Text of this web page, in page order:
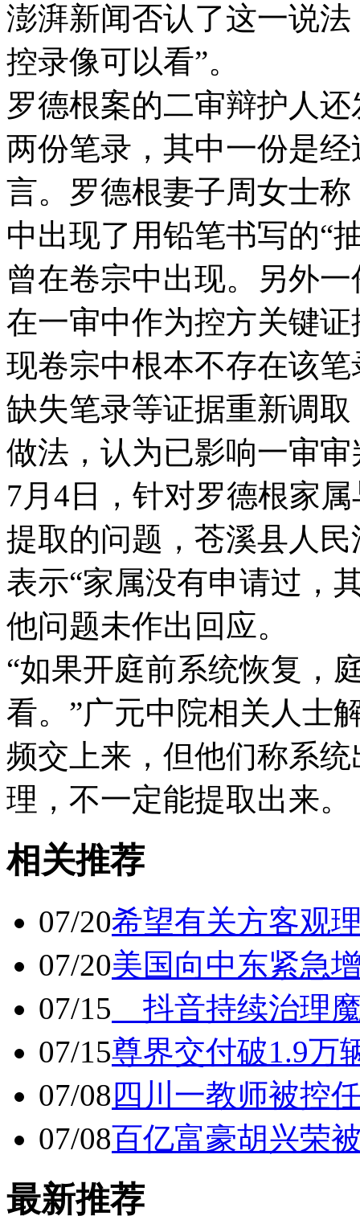
澎湃新闻否认了这一说
控录像可以看”。
罗德根案的二审辩护人
两份笔录，其中一份是
言。罗德根妻子周女士
中出现了用铅笔书写的“
曾在卷宗中出现。另外
在一审中作为控方关键
现卷宗中根本不存在该
缺失笔录等证据重新调
做法，认为已影响一审
7月4日，针对罗德根家
提取的问题，苍溪县人
表示“家属没有申请过，
他问题未作出回应。
“如果开庭前系统恢复，
看。”广元中院相关人士
频交上来，但他们称系
理，不一定能提取出来。
相关推荐
07/20希望有关方客观
07/20美国向中东紧急
07/15 抖音持续治理
07/15尊界交付破1.9万
07/08 四川一教师被控
07/08百亿富豪胡兴荣
最新推荐